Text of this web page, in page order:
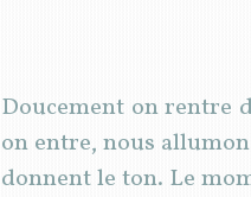
Doucement on rentre
on entre, nous
donnent le ton. Le